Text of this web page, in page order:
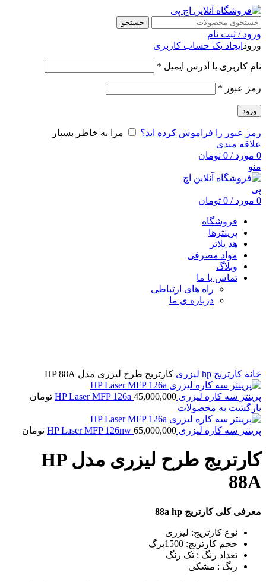
جستجو
ورود / ثبت نام
ورود ایجاد یک حساب کاربری
نام کاربری یا آدرس ایمیل *
رمز عبور *
ورود
رمز عبور را فراموش کرده اید؟
مرا به خاطر بسپار
علاقه مندی
0 مورد /
0 تومان
منو
0 مورد /
0 تومان
فروشگاه
پرینترها
هد پلاتر
مواد مصرفی
وبلاگ
تماس با ما
راه های ارتباطی
درباره ی ما
خانه کارتریج hp لیزری کارتریج طرح لیزری مدل HP 88A
پرینتر سه کاره لیزری HP Laser MFP 126a 45,000,000
تومان
بازگشت به محصولات
پرینتر سه کاره لیزری HP Laser MFP 126nw 65,000,000 تومان
کارتریج طرح لیزری مدل HP
88A
معرفی کلی کارتریج 88a hp
نوع کارتریج: لیزری
حجم کارتریج: 1500برگ
تعداد رنگ : تک رنگ
رنگ : مشکی